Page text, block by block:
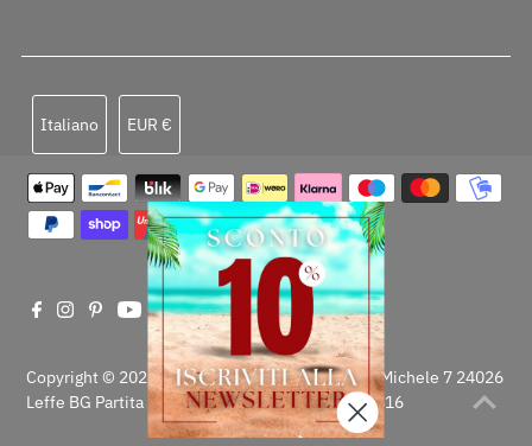
Copyright © 2026Casahomewear S.r.l. Via San Michele 7 24026
Leffe BG Partita Iva 04396590160 REA BG-459816
Lingua
Italiano
Valuta
EUR €